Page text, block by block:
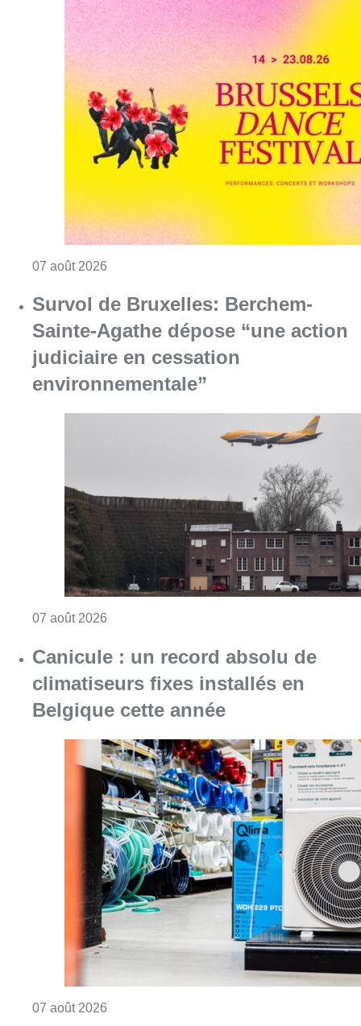
07 août 2026 Consulter l'article "Le Brussels Dance
Survol de Bruxelles: Berchem-
Sainte-Agathe dépose “une action
judiciaire en cessation
environnementale”
Canicule : un record absolu de
climatiseurs fixes installés en
Belgique cette année
07 août 2026Consulter l'article "Canicule : un record
Le RWDM récolte déjà 100.000
euros pour financer sa
reconstruction